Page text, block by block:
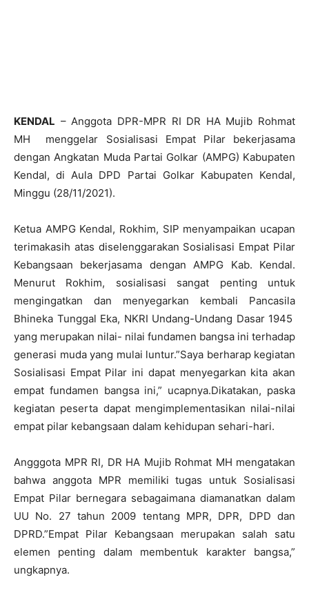
KENDAL – Anggota DPR-MPR RI DR HA Mujib Rohmat
MH menggelar Sosialisasi Empat Pilar bekerjasama
dengan Angkatan Muda Partai Golkar (AMPG) Kabupaten
Kendal, di Aula DPD Partai Golkar Kabupaten Kendal,
Minggu (28/11/2021).
Ketua AMPG Kendal, Rokhim, SIP menyampaikan ucapan
terimakasih atas diselenggarakan Sosialisasi Empat Pilar
Kebangsaan bekerjasama dengan AMPG Kab. Kendal.
Menurut Rokhim, sosialisasi sangat penting untuk
mengingatkan dan menyegarkan kembali Pancasila
Bhineka Tunggal Eka, NKRI Undang-Undang Dasar 1945
yang merupakan nilai- nilai fundamen bangsa ini terhadap
generasi muda yang mulai luntur.”Saya berharap kegiatan
Sosialisasi Empat Pilar ini dapat menyegarkan kita akan
empat fundamen bangsa ini,” ucapnya.Dikatakan, paska
kegiatan peserta dapat mengimplementasikan nilai-nilai
empat pilar kebangsaan dalam kehidupan sehari-hari.
Angggota MPR RI, DR HA Mujib Rohmat MH mengatakan
bahwa anggota MPR memiliki tugas untuk Sosialisasi
Empat Pilar bernegara sebagaimana diamanatkan dalam
UU No. 27 tahun 2009 tentang MPR, DPR, DPD dan
DPRD.”Empat Pilar Kebangsaan merupakan salah satu
elemen penting dalam membentuk karakter bangsa,”
ungkapnya.